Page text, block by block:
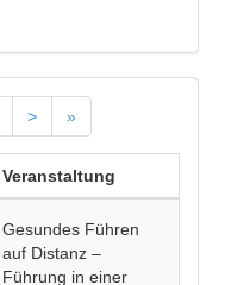
> »
Veranstaltung
Gesundes Führen
auf Distanz –
Führung in einer